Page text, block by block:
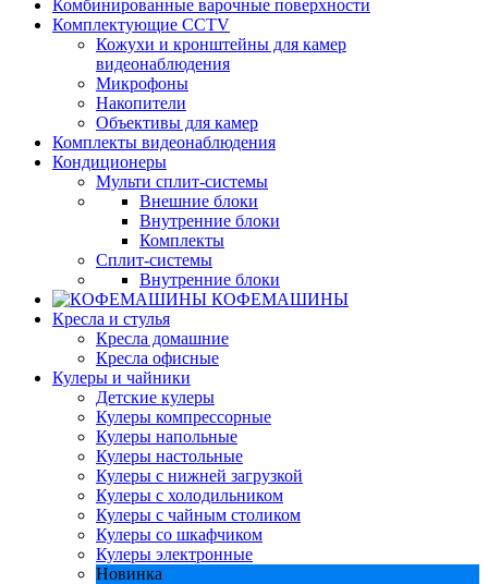
Комбинированные варочные поверхности
Комплектующие CCTV
Кожухи и кронштейны для камер
видеонаблюдения
Микрофоны
Накопители
Объективы для камер
Комплекты видеонаблюдения
Кондиционеры
Мульти сплит-системы
Внешние блоки
Внутренние блоки
Комплекты
Сплит-системы
Внутренние блоки
КОФЕМАШИНЫ
Кресла и стулья
Кресла домашние
Кресла офисные
Кулеры и чайники
Детские кулеры
Кулеры компрессорные
Кулеры напольные
Кулеры настольные
Кулеры с нижней загрузкой
Кулеры с холодильником
Кулеры с чайным столиком
Кулеры со шкафчиком
Кулеры электронные
Новинка